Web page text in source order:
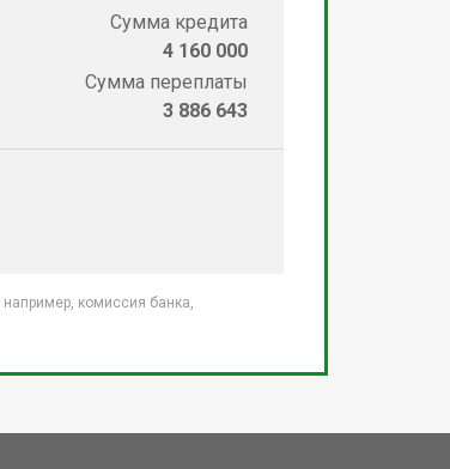
Сумма кредита
4 160 000
Сумма переплаты
3 886 643
комиссия банка,